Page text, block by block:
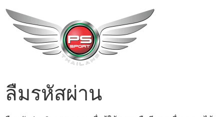
ลืมรหัสผ่าน